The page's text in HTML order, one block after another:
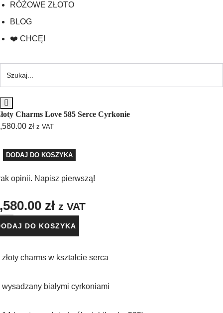
RÓŻOWE ZŁOTO
BLOG
❤️ CHCĘ!
Charms Love 585 Serce Cyrkonie
zł z VAT
DODAJ DO KOSZYKA
opinii. Napisz pierwszą!
zł z VAT
DO KOSZYKA
charms w kształcie serca
białymi cyrkoniami